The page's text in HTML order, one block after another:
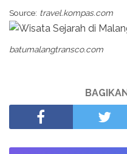
Source: travel.kompas.com
batumalangtransco.com